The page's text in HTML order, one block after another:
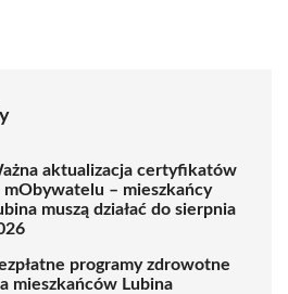
aktualizacja certyfikatów
mObywatelu – mieszkańcy
muszą działać do sierpnia
programy zdrowotne
mieszkańców Lubina